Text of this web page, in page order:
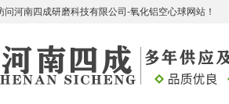
问河南四成研磨科技有限公司-氧化铝空心球网站！